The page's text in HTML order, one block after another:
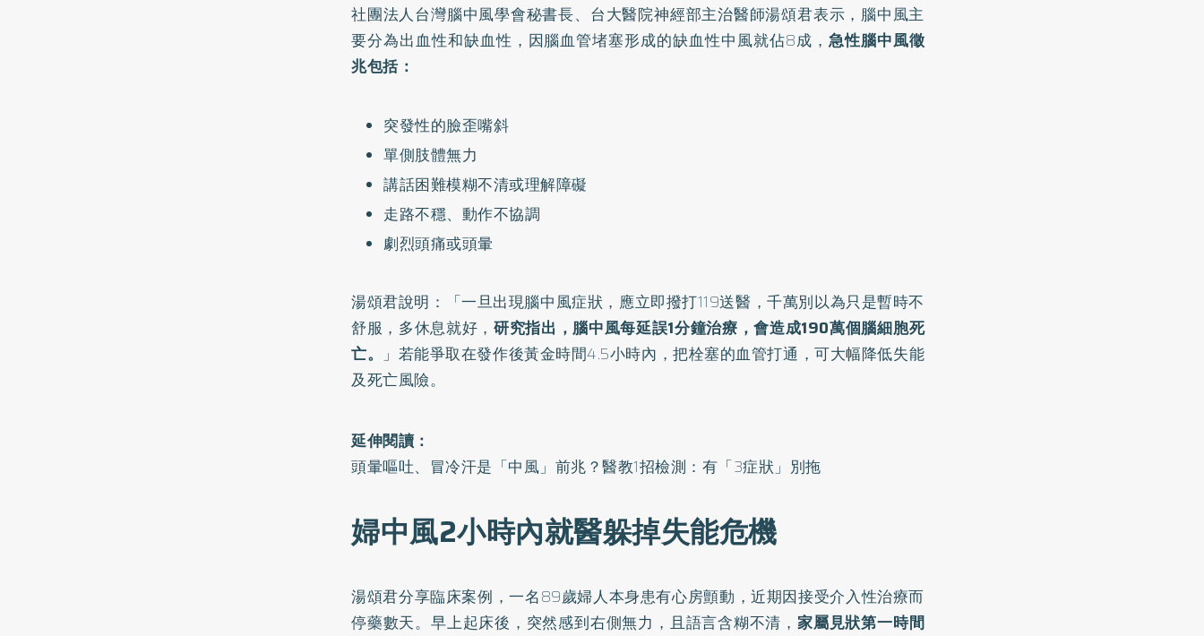
社團法人台灣腦中風學會秘書長、台大醫院神經部主治醫師湯頌君表示，腦中風主
要分為出血性和缺血性，因腦血管堵塞形成的缺血性中風就佔8成， 急性腦中風徵
兆包括：
突發性的臉歪嘴斜
單側肢體無力
講話困難模糊不清或理解障礙
走路不穩、動作不協調
劇烈頭痛或頭暈
湯頌君說明：「一旦出現腦中風症狀，應立即撥打119送醫，千萬別以為只是暫時不
舒服，多休息就好，研究指出，腦中風每延誤1分鐘治療，會造成190萬個腦細胞死
亡。 」若能爭取在發作後黃金時間4.5小時內，把栓塞的血管打通，可大幅降低失能
及死亡風險。
延伸閱讀：
頭暈嘔吐、冒冷汗是「中風」前兆？醫教1招檢測：有「3症狀」別拖
婦中風2小時內就醫躲掉失能危機
湯頌君分享臨床案例，一名89歲婦人本身患有心房顫動，近期因接受介入性治療而
停藥數天。早上起床後，突然感到右側無力，且語言含糊不清， 家屬見狀第一時間